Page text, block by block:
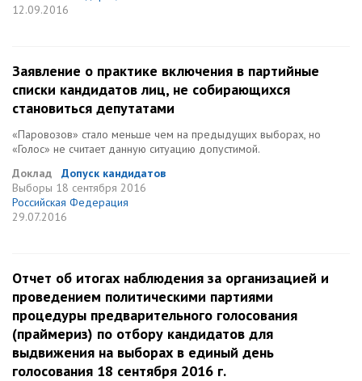
12.09.2016
Заявление о практике включения в партийные
списки кандидатов лиц, не собирающихся
становиться депутатами
«Паровозов» стало меньше чем на предыдущих выборах, но
«Голос» не считает данную ситуацию допустимой.
Доклад
Допуск кандидатов
Выборы 18 сентября 2016
Российская Федерация
29.07.2016
Отчет об итогах наблюдения за организацией и
проведением политическими партиями
процедуры предварительного голосования
(праймериз) по отбору кандидатов для
выдвижения на выборах в единый день
голосования 18 сентября 2016 г.